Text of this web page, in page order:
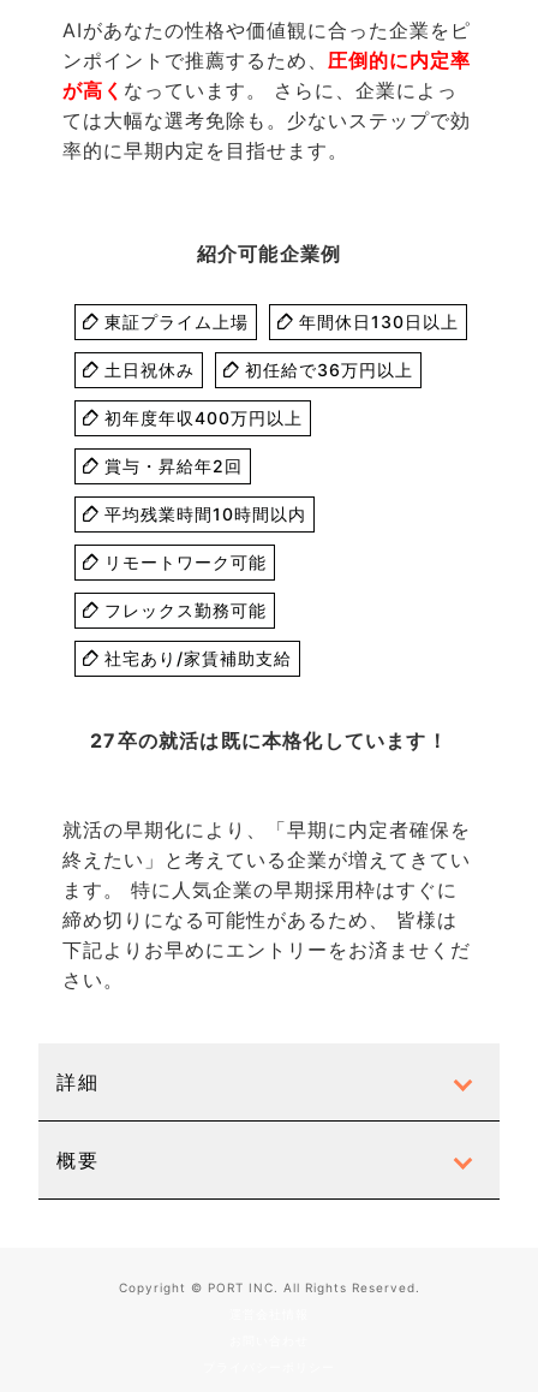
AIがあなたの性格や価値観に合った企業をピ
ンポイントで推薦するため、 圧倒的に内定率
が高く なっています。 さらに、企業によっ
ては大幅な選考免除も。少ないステップで効
率的に早期内定を目指せます。
紹介可能企業例
東証プライム上場 年間休日130日以上
土日祝休み 初任給で36万円以上
初年度年収400万円以上
賞与・昇給年2回
平均残業時間10時間以内
リモートワーク可能
フレックス勤務可能
社宅あり/家賃補助支給
27卒の就活は既に本格化しています！
就活の早期化により、「早期に内定者確保を
終えたい」と考えている企業が増えてきてい
ます。 特に人気企業の早期採用枠はすぐに
締め切りになる可能性があるため、 皆様は
下記よりお早めにエントリーをお済ませくだ
さい。
詳細
概要
Copyright © PORT INC. All Rights Reserved.